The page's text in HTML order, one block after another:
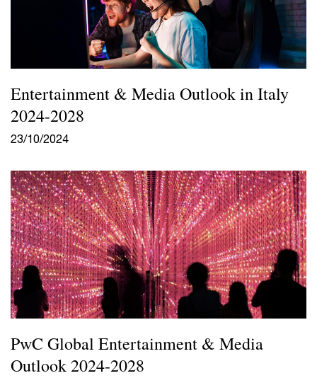
Entertainment & Media Outlook in Italy
2024-2028
23/10/2024
PwC Global Entertainment & Media
Outlook 2024-2028